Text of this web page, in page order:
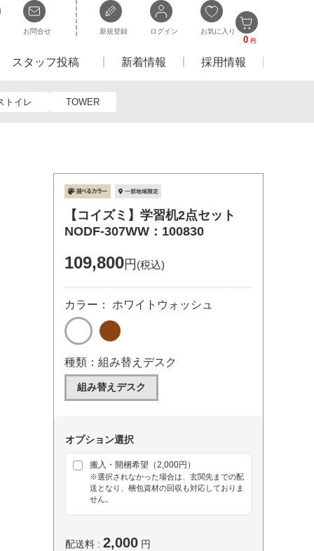
お問合せ 新規登録 ログイン お気に入り
0 円
スタッフ投稿 新着情報 採用情報
トイレ TOWER
【コイズミ】学習机2点セット
NODF-307WW：100830
109,800円 (税込)
カラー： ホワイトウォッシュ
種類：組み替えデスク
組み替えデスク
オプション選択
搬入・開梱希望（2,000円）
※選択されなかった場合は、玄関先までの配
送となり、梱包資材の回収も対応しておりま
せん。
配送料 : 2,000 円